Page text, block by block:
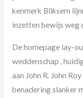
kenmerk Bliksem
inzetten bewijs weg
De homepage lay-
weddenschap ,
aan John R. John
benadering slanker